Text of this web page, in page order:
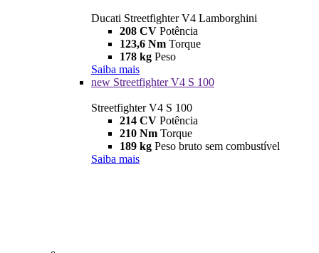
Ducati Streetfighter V4 Lamborghini
208 CV Potência
123,6 Nm Torque
178 kg Peso
Saiba mais
new Streetfighter V4 S 100
Streetfighter V4 S 100
214 CV Potência
210 Nm Torque
189 kg Peso bruto sem combustível
Saiba mais